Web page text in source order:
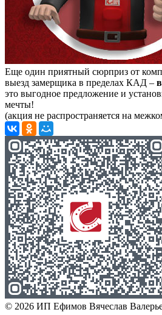
Еще один приятный сюрприз от
выезд замерщика в пределах КАД –
это выгодное предложение и
мечты!
(акция не распространяется на
© 2026 ИП Ефимов Вячеслав